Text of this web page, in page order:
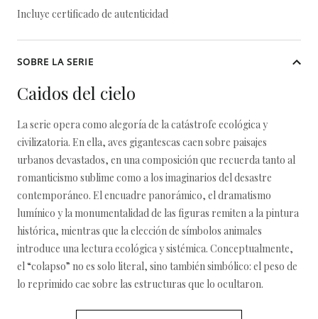
Incluye certificado de autenticidad
SOBRE LA SERIE
Caidos del cielo
La serie opera como alegoría de la catástrofe ecológica y
civilizatoria. En ella, aves gigantescas caen sobre paisajes
urbanos devastados, en una composición que recuerda tanto al
romanticismo sublime como a los imaginarios del desastre
contemporáneo. El encuadre panorámico, el dramatismo
lumínico y la monumentalidad de las figuras remiten a la pintura
histórica, mientras que la elección de símbolos animales
introduce una lectura ecológica y sistémica. Conceptualmente,
el “colapso” no es solo literal, sino también simbólico: el peso de
lo reprimido cae sobre las estructuras que lo ocultaron.